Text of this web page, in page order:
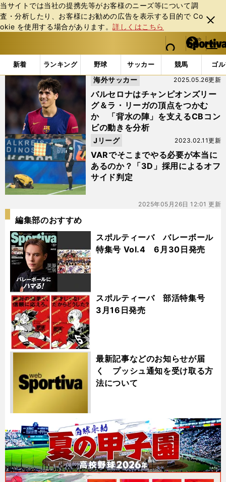
当サイトでは当社の提携先等がお客様のニーズ等について調
査・分析したり、お客様にお勧めの広告を表⽰する⽬的で Co
okie を使⽤する場合があります。詳しくはこちら
閉じ
る
web Sportiva (webスポルティーバ)
検索
マイペ
ー
ジ
メニュ
新着 ランキング 野球 サッカー 競馬 ゴ
b
ス
ル
テ
ィ
バ
「#オフサイド」の最新ニュース・ 情報
バルセロナはチャンピオンズリー
グ＆ラ・リーガの頂点をつかむ
か 「背水の陣」を支えるCBコン
ビの動きを分析
2025.05.26更新
海外サッカー
VARでそこまでやる必要が本当に
あるのか？「3D」採用によるオフ
サイド判定
2023.02.11更新
Jリーグ
2025年05月26日 12:01 更新
編集部のおすすめ
スポルティーバ バレーボール
特集号 Vol.4 6月30日発売
スポルティーバ 部活特集号
3月16日発売
最新記事などのお知らせが届
く プッシュ通知を受け取る方
法について